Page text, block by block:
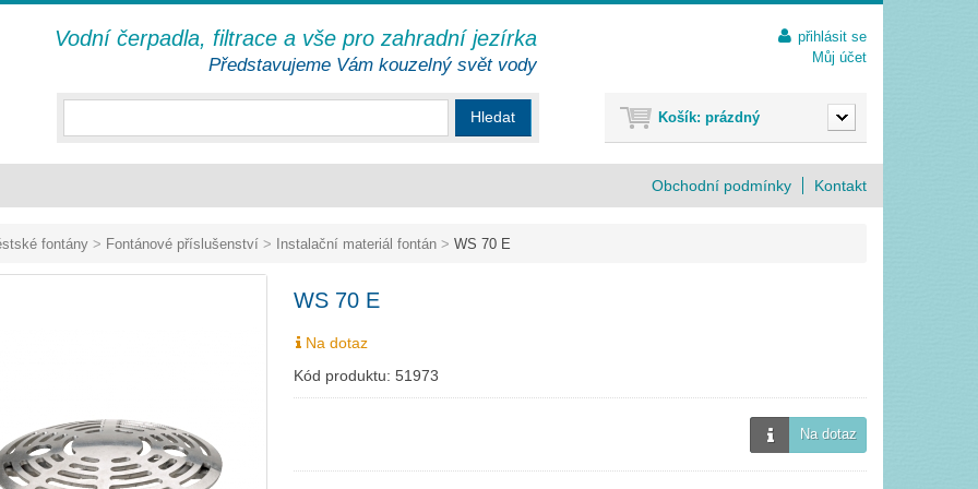
fontány > Fontánové příslušenství > Instalační materiál fontán > WS 70 E
WS 70 E
Na dotaz
Kód produktu: 51973
Na dotaz
Obchodní podmínky Kontakt
Hledat
přihlásit se
Můj účet
Košík: prázdný
Vodní čerpadla, filtrace a vše pro zahradní jezírka
Představujeme Vám kouzelný svět vody